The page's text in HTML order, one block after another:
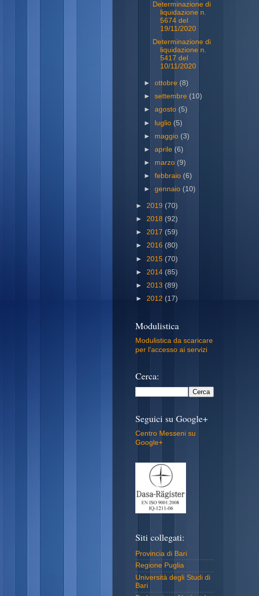
Determinazione di
liquidazione n.
5674 del
19/11/2020
Determinazione di
liquidazione n.
5417 del
10/11/2020
►ottobre (8)
►settembre (10)
►agosto (5)
► luglio (5)
► maggio (3)
►aprile (6)
► marzo (9)
►febbraio (6)
►gennaio (10)
► 2019 (70)
► 2018 (92)
► 2017 (59)
► 2016 (80)
► 2015 (70)
► 2014 (85)
► 2013 (89)
► 2012 (17)
Modulistica
Modulistica da scaricare
per l'accesso ai servizi
Cerca:
Seguici su Google+
Centro Messeni su
Google+
Siti collegati:
Provincia di Bari
Regione Puglia
Università degli Studi di
Bari